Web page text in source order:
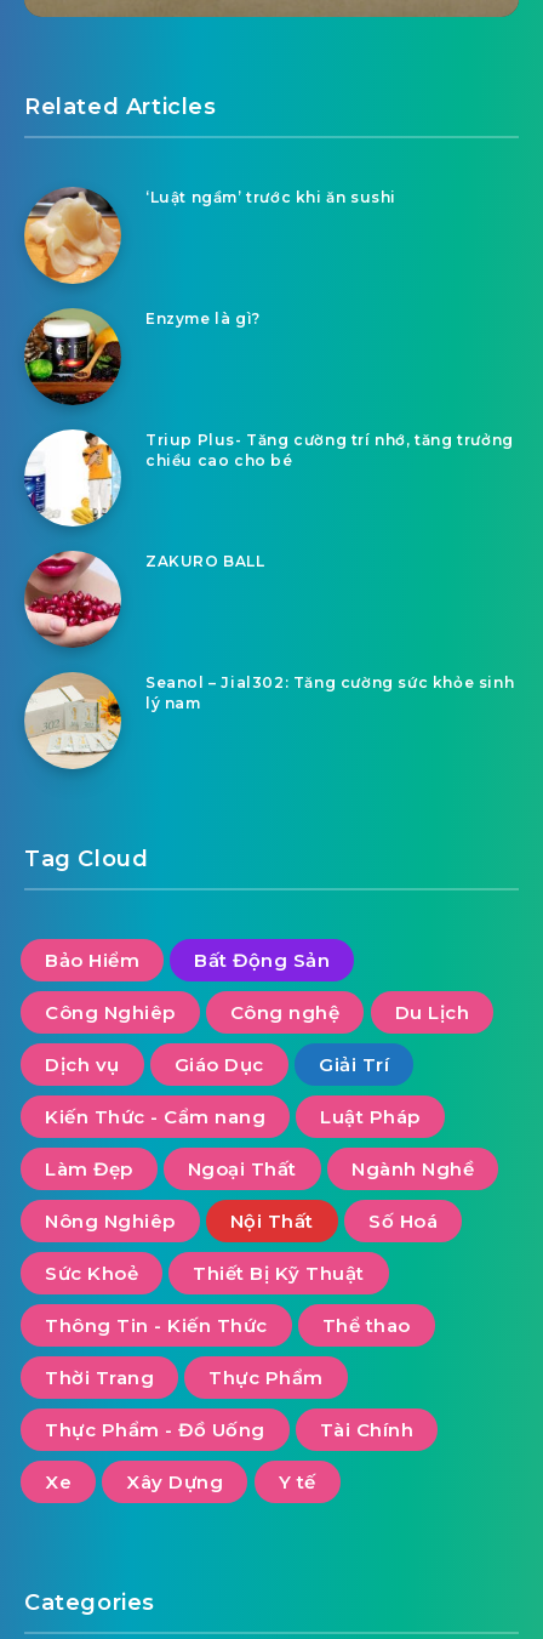
Related Articles
‘Luật ngầm’ trước khi ăn sushi
Enzyme là gì?
Triup Plus- Tăng cường trí nhớ, tăng trưởng
chiều cao cho bé
ZAKURO BALL
Seanol – Jial302: Tăng cường sức khỏe sinh
lý nam
Tag Cloud
Bảo Hiểm Bất Động Sản
Công Nghiêp Công nghệ Du Lịch
Dịch vụ Giáo Dục Giải Trí
Kiến Thức - Cẩm nang Luật Pháp
Làm Đẹp Ngoại Thất Ngành Nghề
Nông Nghiêp Nội Thất Số Hoá
Sức Khoẻ Thiết Bị Kỹ Thuật
Thông Tin - Kiến Thức Thể thao
Thời Trang Thực Phẩm
Thực Phẩm - Đồ Uống Tài Chính
Xe Xây Dựng Y tế
Categories